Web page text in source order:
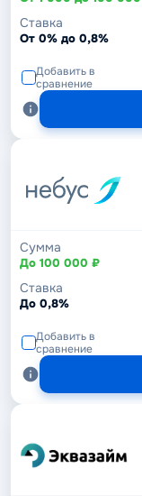
Ставка
От 0% до 0,8%
Добавить в
сравнение
Сумма
До 100 000 ₽
Ставка
До 0,8%
Добавить в
сравнение